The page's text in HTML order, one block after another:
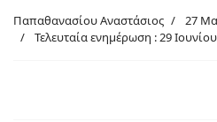
Παπαθανασίου Αναστάσιος
27
Τελευταία ενημέρωση : 29